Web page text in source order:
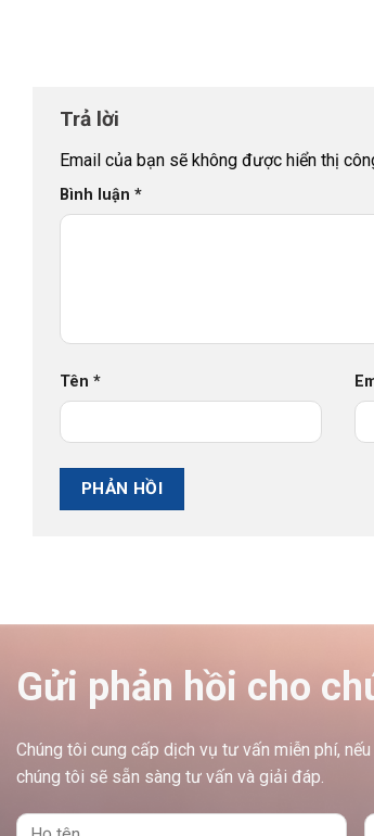
Trả lời
Email của bạn sẽ không được hiển thị
Bình luận *
Tên *
Gửi phản hồi cho
Chúng tôi cung cấp dịch vụ tư vấn miễn phí,
chúng tôi sẽ sẵn sàng tư vấn và giải đáp.